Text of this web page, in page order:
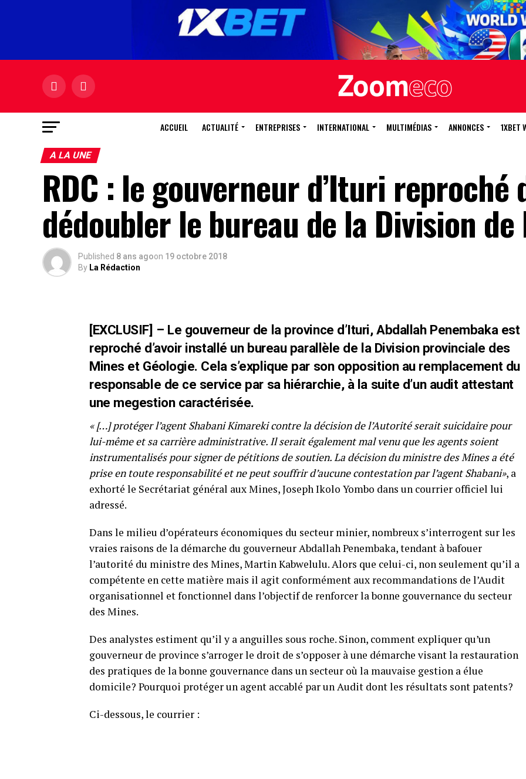
ACCUEIL ACTUALITÉ ENTREPRISES INTERNATIONAL MULTIMÉDIAS ANNONCES 1XBET
A LA UNE
RDC : le gouverneur d’Ituri reproché
dédoubler le bureau de la Division de
Published 8 ans agoon 19 octobre 2018
By La Rédaction
[EXCLUSIF] – Le gouverneur de la province d’Ituri, Abdallah Penembaka est
reproché d’avoir installé un bureau parallèle de la Division provinciale des
Mines et Géologie. Cela s’explique par son opposition au remplacement du
responsable de ce service par sa hiérarchie, à la suite d’un audit attestant
une megestion caractérisée.
« […] protéger l’agent Shabani Kimareki contre la décision de l’Autorité serait suicidaire pour
lui-même et sa carrière administrative. Il serait également mal venu que les agents soient
instrumentalisés pour signer de pétitions de soutien. La décision du ministre des Mines a été
prise en toute responsabilité et ne peut souffrir d’aucune contestation par l’agent Shabani», a
exhorté le Secrétariat général aux Mines, Joseph Ikolo Yombo dans un courrier officiel lui
adressé.
Dans le milieu d’opérateurs économiques du secteur minier, nombreux s’interrogent sur les
vraies raisons de la démarche du gouverneur Abdallah Penembaka, tendant à bafouer
l’autorité du ministre des Mines, Martin Kabwelulu. Alors que celui-ci, non seulement qu’il a
compétente en cette matière mais il agit conformément aux recommandations de l’Audit
organisationnel et fonctionnel dans l’objectif de renforcer la bonne gouvernance du secteur
des Mines.
Des analystes estiment qu’il y a anguilles sous roche. Sinon, comment expliquer qu’un
gouverneur de province s’arroger le droit de s’opposer à une démarche visant la restauration
des pratiques de la bonne gouvernance dans un secteur où la mauvaise gestion a élue
domicile? Pourquoi protéger un agent accablé par un Audit dont les résultats sont patents?
Ci-dessous, le courrier :